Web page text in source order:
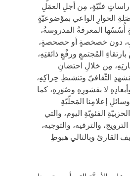
فنّيّةٍ، مِن أجلِ العمَلِ
الحوارِ الواعي بموْضوعيّةٍ
أُسُسُها المعرفةُ المدروسةُ،
دون خصخصةٍ أو حصحصةٍ،
المُجتمعِ ورفْعِ ذائقتِهِ،
مِن خلالِ احتضانِ
الثّقافيّ وتنشيطِ حِراكِهِ،
لا بقشورِهِ وصُوَرِهِ، كما
إعلامِنا المَحلّيّةِ
الحزبيّةِ الفئويّةِ اليوم، والتي
والترفيه، والتوجيه،
القارئ وبالتالي هبوطِ